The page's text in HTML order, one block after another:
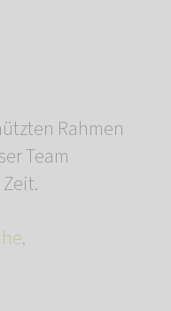
Rahmen
Team
.